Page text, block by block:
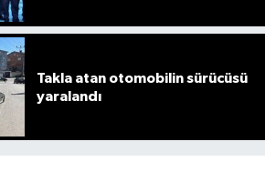
Takla atan otomobilin sürücüsü
yaralandı